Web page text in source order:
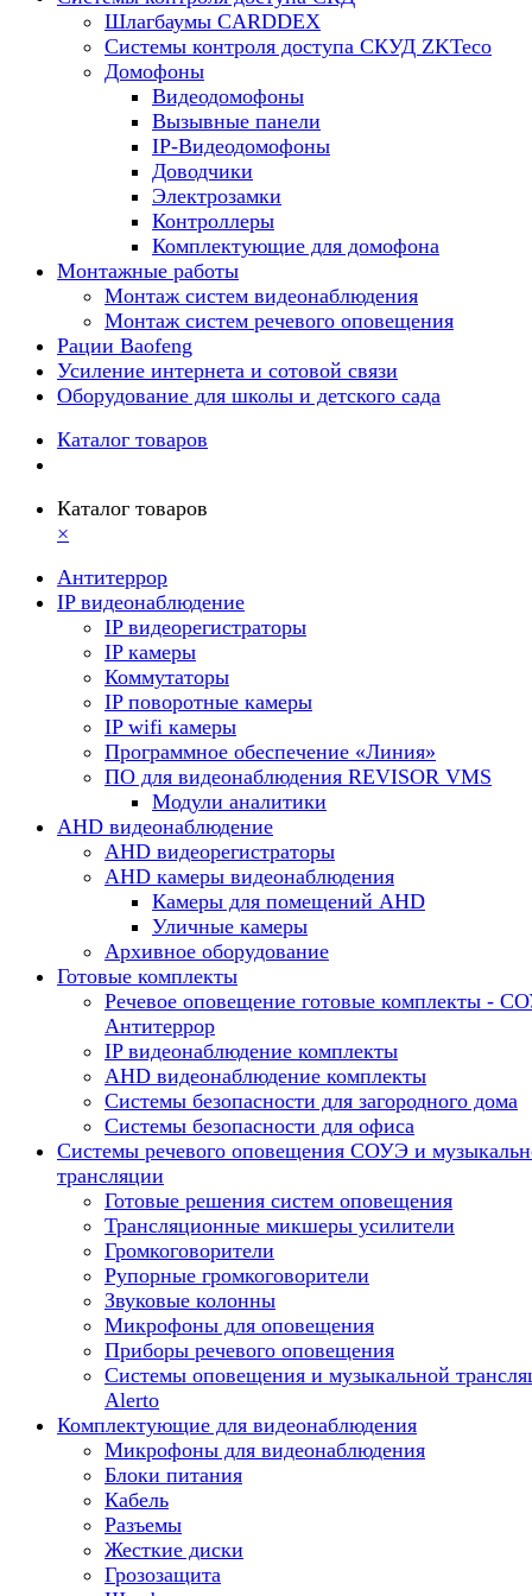
Шлагбаумы CARDDEX
Системы контроля доступа СКУД ZKTeco
Домофоны
Видеодомофоны
Вызывные панели
IP-Видеодомофоны
Доводчики
Электрозамки
Контроллеры
Комплектующие для домофона
Монтажные работы
Монтаж систем видеонаблюдения
Монтаж систем речевого оповещения
Рации Baofeng
Усиление интернета и сотовой связи
Оборудование для школы и детского сада
Каталог товаров
Каталог товаров
×
Антитеррор
IP видеонаблюдение
IP видеорегистраторы
IP камеры
Коммутаторы
IP поворотные камеры
IP wifi камеры
Программное обеспечение «Линия»
ПО для видеонаблюдения REVISOR VMS
Модули аналитики
AHD видеонаблюдение
AHD видеорегистраторы
AHD камеры видеонаблюдения
Камеры для помещений AHD
Уличные камеры
Архивное оборудование
Готовые комплекты
Речевое оповещение готовые комплекты -
Антитеррор
IP видеонаблюдение комплекты
AHD видеонаблюдение комплекты
Системы безопасности для загородного дома
Системы безопасности для офиса
Системы речевого оповещения СОУЭ и
трансляции
Готовые решения систем оповещения
Трансляционные микшеры усилители
Громкоговорители
Рупорные громкоговорители
Звуковые колонны
Микрофоны для оповещения
Приборы речевого оповещения
Системы оповещения и музыкальной
Alerto
Комплектующие для видеонаблюдения
Микрофоны для видеонаблюдения
Блоки питания
Кабель
Разъемы
Жесткие диски
Грозозащита